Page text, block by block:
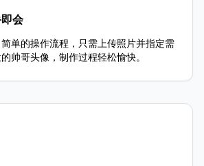
会
单的操作流程，只需上传照片并指定需
帅哥头像，制作过程轻松愉快。